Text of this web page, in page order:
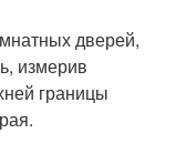
дверей,
измерив
границы